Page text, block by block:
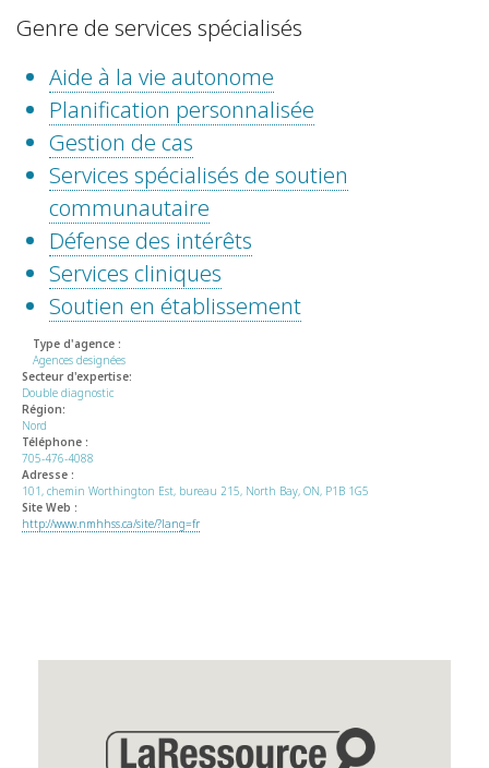
Genre de services spécialisés
Aide à la vie autonome
Planification personnalisée
Gestion de cas
Services spécialisés de soutien
communautaire
Défense des intérêts
Services cliniques
Soutien en établissement
Type d'agence :
Agences designées
Secteur d'expertise:
Double diagnostic
Région:
Nord
Téléphone :
705-476-4088
Adresse :
101, chemin Worthington Est, bureau 215, North Bay, ON, P1B 1G5
Site Web :
http://www.nmhhss.ca/site/?lang=fr